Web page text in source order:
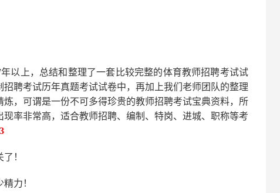
年以上，总结和整理了一套比较完整的体育教师招聘考试试
招聘考试历年真题考试试卷中， 再加上我们 老师 团队的整理
炼，可谓是一份不可多得珍贵的教师招聘考试宝典资料，所
现率非常高，适合教师招聘、编制、特岗、进城、职称等考
！
精力 ！